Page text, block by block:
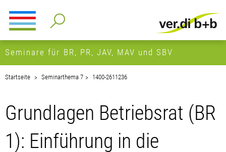
Seminare für BR, PR, JAV, MAV und SBV
Startseite Seminarthema 7 1400-2611236
Grundlagen Betriebsrat (BR
1): Einführung in die